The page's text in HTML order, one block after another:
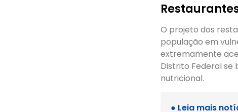
O projeto dos
população em
extremamente
Distrito Federal se
nutricional.
● Leia mais